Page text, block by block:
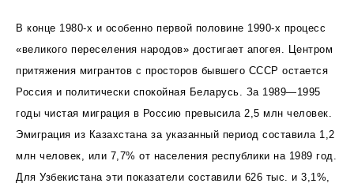
В конце 1980-х и особенно первой половине 1990-х процесс
«великого переселения народов» достигает апогея. Центром
притяжения мигрантов с просторов бывшего СССР остается
Россия и политически спокойная Беларусь. За 1989—1995
годы чистая миграция в Россию превысила 2,5 млн человек.
Эмиграция из Казахстана за указанный период составила 1,2
млн человек, или 7,7% от населения республики на 1989 год.
Для Узбекистана эти показатели составили 626 тыс. и 3,1%,